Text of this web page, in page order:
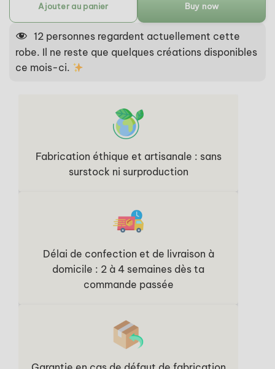
Ajouter au panier Buy now
12 personnes regardent actuellement cette
robe. Il ne reste que quelques créations disponibles
ce mois-ci.
Fabrication éthique et artisanale : sans
surstock ni surproduction
Délai de confection et de livraison à
domicile : 2 à 4 semaines dès ta
commande passée